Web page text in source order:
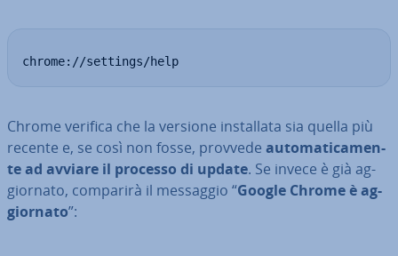
chrome://settings/help
Chrome verifica che la versione in­stal­la­ta sia quella più
recente e, se così non fosse, provvede au­to­ma­ti­ca­men­
te ad avviare il processo di update. Se invece è già ag­
gior­na­to, comparirà il messaggio “Google Chrome è ag­
gior­na­to”: